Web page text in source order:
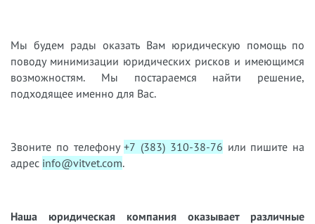
Мы будем рады оказать Вам юридическую помощь по
поводу минимизации юридических рисков и имеющимся
возможностям. Мы постараемся найти решение,
подходящее именно для Вас.
Звоните по телефону+7 (383) 310-38-76 или пишите на
адрес info@vitvet.com.
Наша юридическая компания оказывает различные